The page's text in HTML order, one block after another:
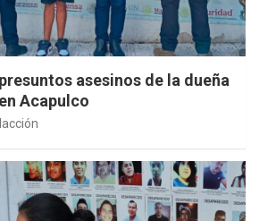
asesinos de la dueña
Acapulco